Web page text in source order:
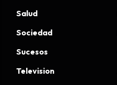
Salud
Sociedad
Sucesos
Television